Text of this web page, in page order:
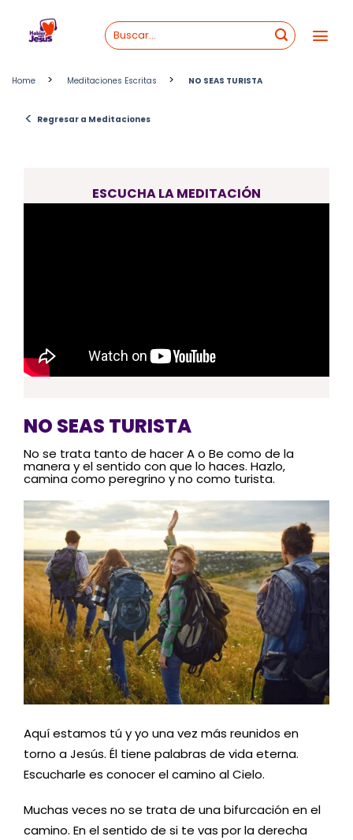
content
Home > Meditaciones Escritas > NO SEAS TURISTA
< Regresar a Meditaciones
ESCUCHA LA MEDITACIÓN
NO SEAS TURISTA
No se trata tanto de hacer A o Be como de la
manera y el sentido con que lo haces. Hazlo,
camina como peregrino y no como turista.
Aquí estamos tú y yo una vez más reunidos en
torno a Jesús. Él tiene palabras de vida eterna.
Escucharle es conocer el camino al Cielo.
Muchas veces no se trata de una bifurcación en el
camino. En el sentido de si te vas por la derecha